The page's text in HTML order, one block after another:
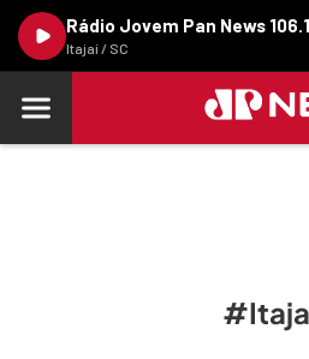
Rádio Jovem Pan News
Itajaí / SC